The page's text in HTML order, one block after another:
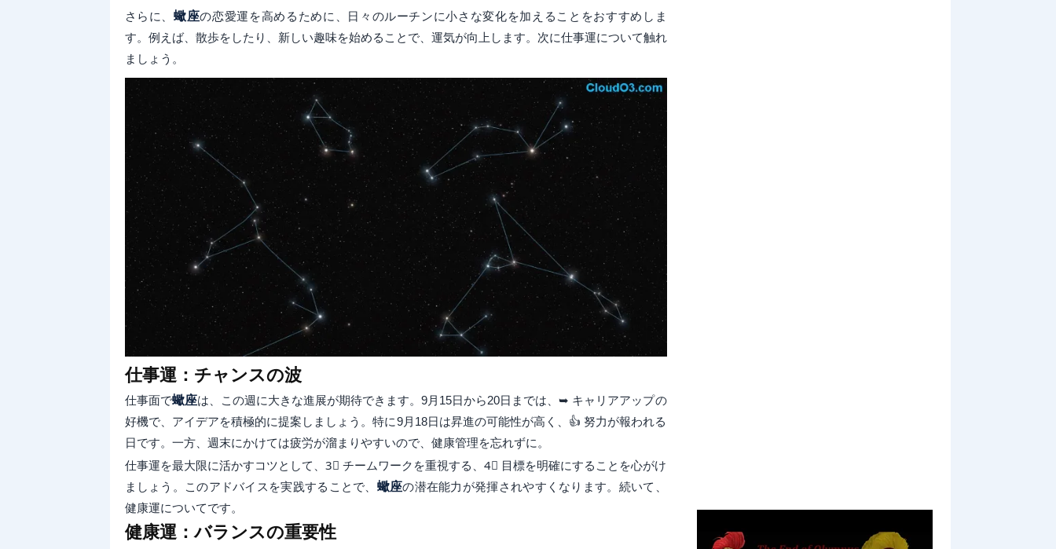
さらに、蠍座の恋愛運を高めるために、日々のルーチンに小さな変化を加えることをおすすめしま
す。例えば、散歩をしたり、新しい趣味を始めることで、運気が向上します。次に仕事運について触れ
ましょう。
仕事運：チャンスの波
仕事面で蠍座は、この週に大きな進展が期待できます。9月15日から20日までは、➥ キャリアアップの
好機で、アイデアを積極的に提案しましょう。特に9月18日は昇進の可能性が高く、👍 努力が報われる
日です。一方、週末にかけては疲労が溜まりやすいので、健康管理を忘れずに。
仕事運を最大限に活かすコツとして、3⃣ チームワークを重視する、4⃣ 目標を明確にすることを心がけ
ましょう。このアドバイスを実践することで、 蠍座の潜在能力が発揮されやすくなります。続いて、
健康運についてです。
健康運：バランスの重要性